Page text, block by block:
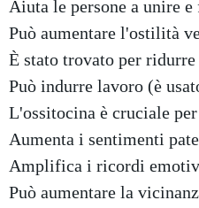
Aiuta le persone a unire
Può aumentare l'ostilità
È stato trovato per
Può indurre lavoro (è
L'ossitocina è cruciale
Aumenta i sentimenti
Amplifica i ricordi
Può aumentare la